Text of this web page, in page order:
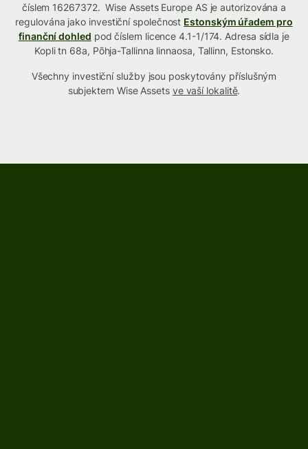
číslem 16267372. Wise Assets Europe AS je autorizována a
regulována jako investiční společnost Estonským úřadem pro
finanční dohled pod číslem licence 4.1-1/174. Adresa sídla je
Kopli tn 68a, Põhja-Tallinna linnaosa, Tallinn, Estonsko.
Všechny investiční služby jsou poskytovány příslušným
subjektem Wise Assets ve vaší lokalitě.